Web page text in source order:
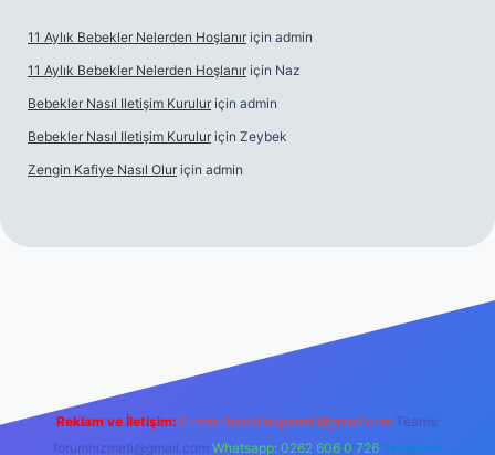
11 Aylık Bebekler Nelerden Hoşlanır için admin
11 Aylık Bebekler Nelerden Hoşlanır için Naz
Bebekler Nasıl Iletişim Kurulur için admin
Bebekler Nasıl Iletişim Kurulur için Zeybek
Zengin Kafiye Nasıl Olur için admin
Reklam ve İletişim: E-mail: backlinkpaneli@gmail.com Teams:
forumhizmeti@gmail.com Whatsapp: 0262 606 0 726 Telegram: